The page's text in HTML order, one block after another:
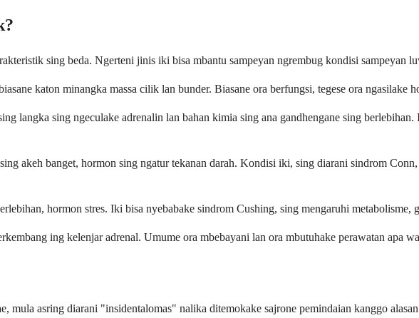
sing beda. Ngerteni jinis iki bisa mbantu sampeyan ngrembug kondisi sampeyan
katon minangka massa cilik lan bunder. Biasane ora berfungsi, tegese ora ngasilake
langka sing ngeculake adrenalin lan bahan kimia sing ana gandhengane sing
akeh banget, hormon sing ngatur tekanan darah. Kondisi iki, sing diarani sindrom
hormon stres. Iki bisa nyebabake sindrom Cushing, sing mengaruhi metabolisme,
ing kelenjar adrenal. Umume ora mbebayani lan ora mbutuhake perawatan apa
mula asring diarani "insidentalomas" nalika ditemokake sajrone pemindaian kanggo